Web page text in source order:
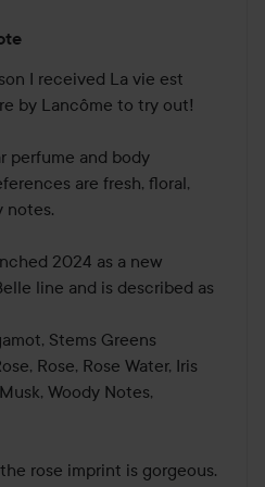
I received La vie est
by Lancôme to try out!
perfume and body
are fresh, floral,
notes.
2024 as a new
line and is described as
Stems Greens
Rose, Rose Water, Iris
Woody Notes,
rose imprint is gorgeous.